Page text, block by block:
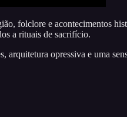
folclore e acontecimentos
a rituais de sacrifício.
opressiva e uma